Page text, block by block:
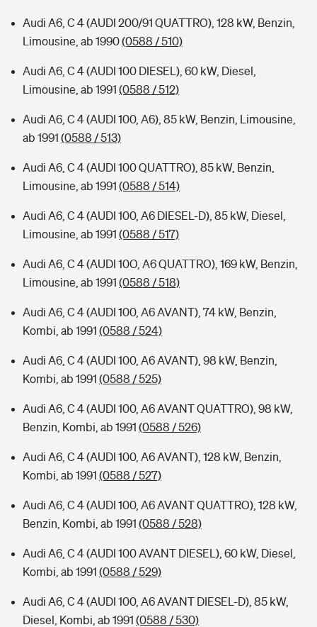
Audi A6, C 4 (AUDI 200/91 QUATTRO), 128 kW, Benzin,
Limousine, ab 1990(0588 / 510)
Audi A6, C 4 (AUDI 100 DIESEL), 60 kW, Diesel,
Limousine, ab 1991 (0588 / 512)
Audi A6, C 4 (AUDI 100, A6), 85 kW, Benzin, Limousine,
ab 1991 (0588 / 513)
Audi A6, C 4 (AUDI 100 QUATTRO), 85 kW, Benzin,
Limousine, ab 1991 (0588 / 514)
Audi A6, C 4 (AUDI 100, A6 DIESEL-D), 85 kW, Diesel,
Limousine, ab 1991 (0588 / 517)
Audi A6, C 4 (AUDI 10O, A6 QUATTRO), 169 kW, Benzin,
Limousine, ab 1991 (0588 / 518)
Audi A6, C 4 (AUDI 100, A6 AVANT), 74 kW, Benzin,
Kombi, ab 1991 (0588 / 524)
Audi A6, C 4 (AUDI 100, A6 AVANT), 98 kW, Benzin,
Kombi, ab 1991 (0588 / 525)
Audi A6, C 4 (AUDI 100, A6 AVANT QUATTRO), 98 kW,
Benzin, Kombi, ab 1991 (0588 / 526)
Audi A6, C 4 (AUDI 100, A6 AVANT), 128 kW, Benzin,
Kombi, ab 1991 (0588 / 527)
Audi A6, C 4 (AUDI 100, A6 AVANT QUATTRO), 128 kW,
Benzin, Kombi, ab 1991 (0588 / 528)
Audi A6, C 4 (AUDI 100 AVANT DIESEL), 60 kW, Diesel,
Kombi, ab 1991 (0588 / 529)
Audi A6, C 4 (AUDI 100, A6 AVANT DIESEL-D), 85 kW,
Diesel, Kombi, ab 1991 (0588 / 530)